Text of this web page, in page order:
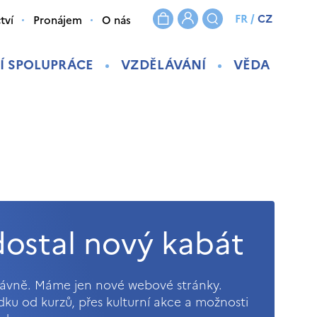
SPOLUPRÁCE VZDĚLÁVÁNÍ VĚDA
Pronájem O nás FR/CZ
nový kabát
Máme jen nové webové stránky.
od kurzů, přes kulturní akce a možnosti